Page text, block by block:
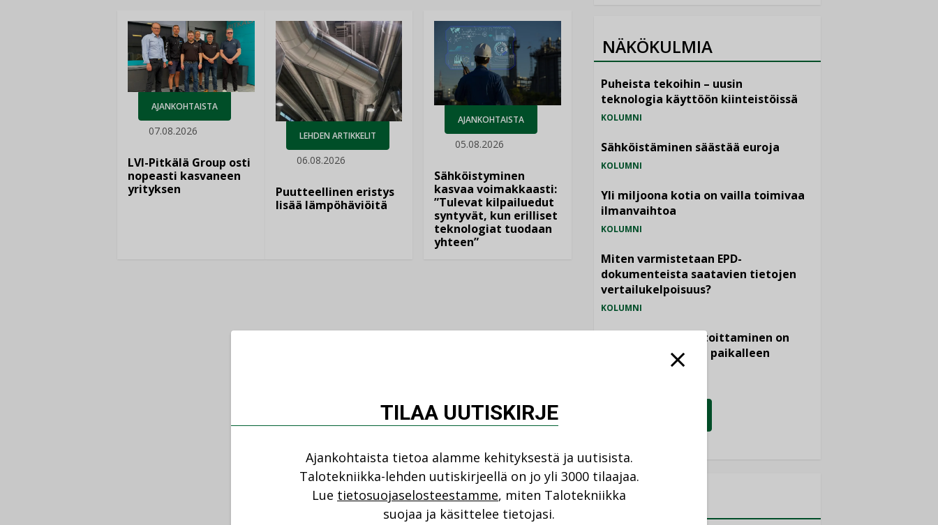
AJANKOHTAISTA
07.08.2026
LVI-Pitkälä Group osti
nopeasti kasvaneen
yrityksen
LEHDEN ARTIKKELIT
06.08.2026
Puutteellinen eristys
lisää lämpöhäviöitä
AJANKOHTAISTA
05.08.2026
Sähköistyminen
kasvaa voimakkaasti:
”Tulevat kilpailuedut
syntyvät, kun erilliset
teknologiat tuodaan
yhteen”
NÄKÖKULMIA
Puheista tekoihin – uusin
teknologia käyttöön kiinteistöissä
KOLUMNI
Sähköistäminen säästää euroja
KOLUMNI
Yli miljoona kotia on vailla toimivaa
ilmanvaihtoa
KOLUMNI
Miten varmistetaan EPD-
dokumenteista saatavien tietojen
vertailukelpoisuus?
KOLUMNI
Vesi- ja viemärimitoittaminen on
jämähtänyt ajassa paikalleen
NIMITYKSET
TILAA UUTISKIRJE
Ajankohtaista tietoa alamme kehityksestä ja uutisista.
Talotekniikka-lehden uutiskirjeellä on jo yli 3000 tilaajaa.
Lue tietosuojaselosteestamme, miten Talotekniikka
suojaa ja käsittelee tietojasi.